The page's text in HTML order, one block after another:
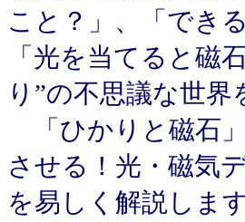
こと？」、「でき
「光を当てると磁
り”の不思議な世
「ひかりと磁石
させる！光・磁気
を易しく解説しま